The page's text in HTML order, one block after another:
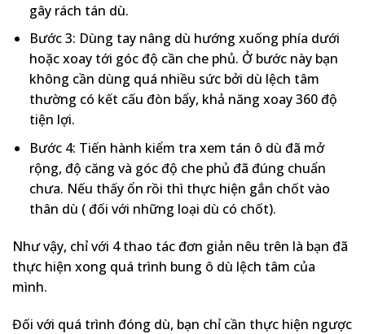
gây rách tán dù.
Bước 3: Dùng tay nâng dù hướng xuống phía dưới
hoặc xoay tới góc độ cần che phủ. Ở bước này bạn
không cần dùng quá nhiều sức bởi dù lệch tâm
thường có kết cấu đòn bẩy, khả năng xoay 360 độ
tiện lợi.
Bước 4: Tiến hành kiểm tra xem tán ô dù đã mở
rộng, độ căng và góc độ che phủ đã đúng chuẩn
chưa. Nếu thấy ổn rồi thì thực hiện gắn chốt vào
thân dù ( đối với những loại dù có chốt).
Như vậy, chỉ với 4 thao tác đơn giản nêu trên là bạn đã
thực hiện xong quá trình bung ô dù lệch tâm của
mình.
Đối với quá trình đóng dù, bạn chỉ cần thực hiện ngược